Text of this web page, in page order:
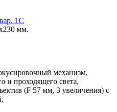
1С
мм.
механизм,
и проходящего света,
(F 57 мм, 3 увеличения) с